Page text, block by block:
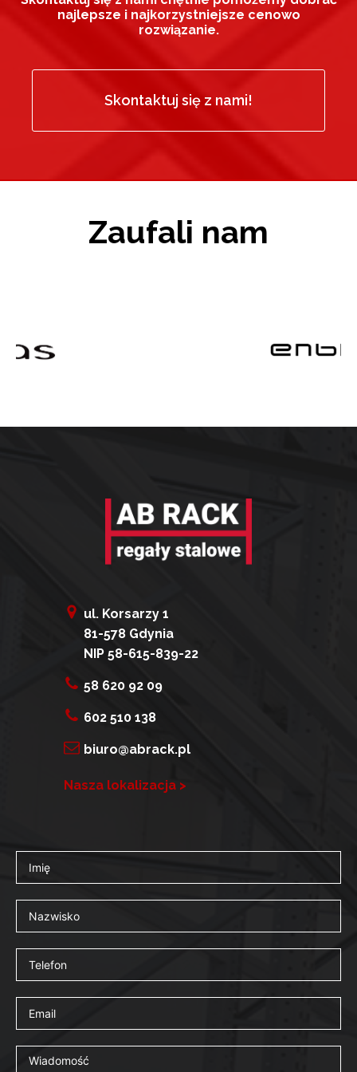
najlepsze i najkorzystniejsze cenowo
rozwiązanie.
Skontaktuj się z nami!
Zaufali nam
ul. Korsarzy 1
81-578 Gdynia
NIP 58-615-839-22
58 620 92 09
602 510 138
biuro@abrack.pl
Nasza lokalizacja >